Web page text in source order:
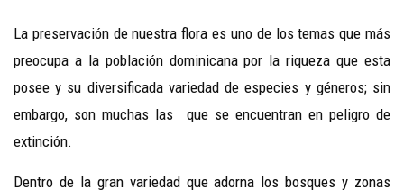
La preservación de nuestra flora es uno de los temas que más
preocupa a la población dominicana por la riqueza que esta
posee y su diversificada variedad de especies y géneros; sin
embargo, son muchas las que se encuentran en peligro de
extinción.
Dentro de la gran variedad que adorna los bosques y zonas